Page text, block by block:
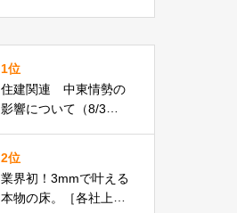
1位
住建関連 中東情勢の
影響について（8/3更
2位
業界初！3mmで叶える
本物の床。［各社上張